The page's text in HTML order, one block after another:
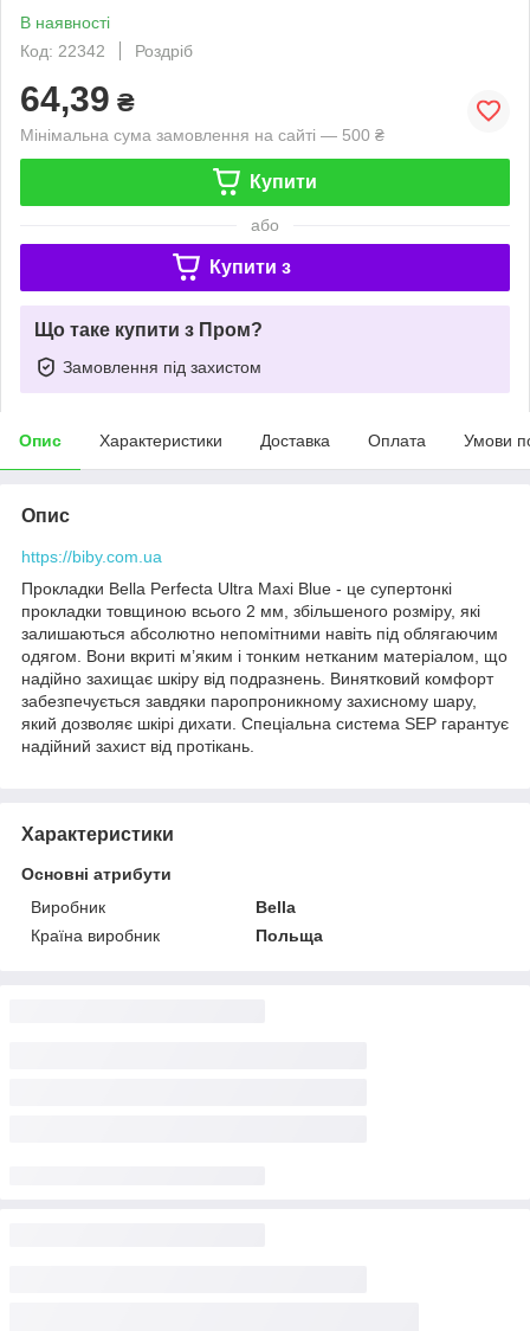
В наявності
Код: 22342
Роздріб
64,39 ₴
Мінімальна сума замовлення на сайті — 500 ₴
Купити
або
Купити з
Що таке купити з Пром?
Замовлення під захистом
Опис Характеристики Доставка Оплата Умови
Опис
https://biby.com.ua
Прокладки Bella Perfecta Ultra Maxi Blue - це супертонкі
прокладки товщиною всього 2 мм, збільшеного розміру, які
залишаються абсолютно непомітними навіть під облягаючим
одягом. Вони вкриті м’яким і тонким нетканим матеріалом, що
надійно захищає шкіру від подразнень. Винятковий комфорт
забезпечується завдяки паропроникному захисному шару,
який дозволяє шкірі дихати. Спеціальна система SEP гарантує
надійний захист від протікань.
Характеристики
Основні атрибути
Виробник
Bella
Країна виробник
Польща